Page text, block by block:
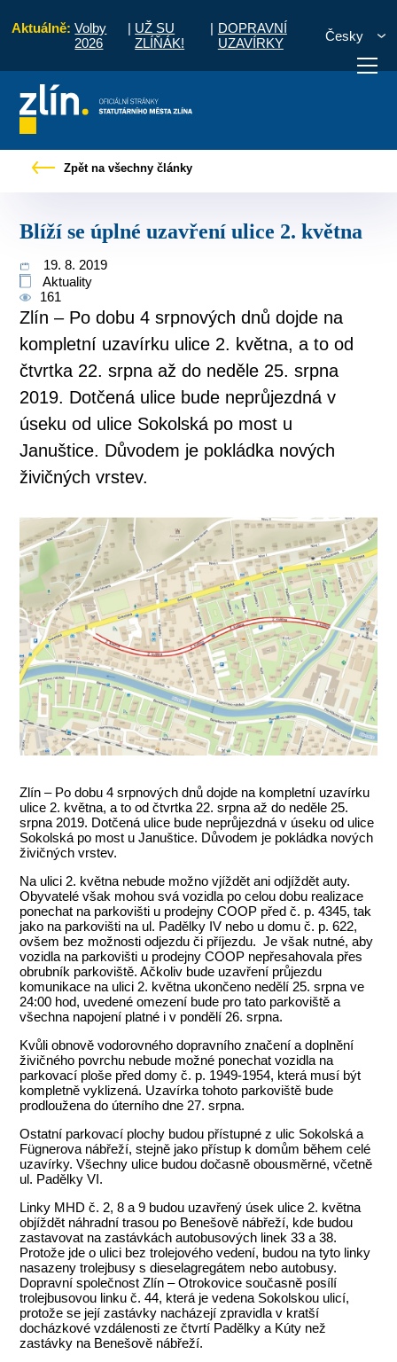
Aktuálně: Volby
2026
| UŽ SU
ZLÍŇÁK!
| DOPRAVNÍ
UZAVÍRKY
Česky
vyřídit Potřebuji zaplatit
Zpět na všechny články
Blíží se úplné uzavření ulice 2. května
19. 8. 2019
Aktuality
161
Zlín – Po dobu 4 srpnových dnů dojde na
kompletní uzavírku ulice 2. května, a to od
čtvrtka 22. srpna až do neděle 25. srpna
2019. Dotčená ulice bude neprůjezdná v
úseku od ulice Sokolská po most u
Januštice. Důvodem je pokládka nových
živičných vrstev.
Zlín – Po dobu 4 srpnových dnů dojde na kompletní uzavírku
ulice 2. května, a to od čtvrtka 22. srpna až do neděle 25.
srpna 2019. Dotčená ulice bude neprůjezdná v úseku od ulice
Sokolská po most u Januštice. Důvodem je pokládka nových
živičných vrstev.
Na ulici 2. května nebude možno vjíždět ani odjíždět auty.
Obyvatelé však mohou svá vozidla po celou dobu realizace
ponechat na parkovišti u prodejny COOP před č. p. 4345, tak
jako na parkovišti na ul. Padělky IV nebo u domu č. p. 622,
ovšem bez možnosti odjezdu či příjezdu. Je však nutné, aby
vozidla na parkovišti u prodejny COOP nepřesahovala přes
obrubník parkoviště. Ačkoliv bude uzavření průjezdu
komunikace na ulici 2. května ukončeno nedělí 25. srpna ve
24:00 hod, uvedené omezení bude pro tato parkoviště a
všechna napojení platné i v pondělí 26. srpna.
Kvůli obnově vodorovného dopravního značení a doplnění
živičného povrchu nebude možné ponechat vozidla na
parkovací ploše před domy č. p. 1949-1954, která musí být
kompletně vyklizená. Uzavírka tohoto parkoviště bude
prodloužena do úterního dne 27. srpna.
Ostatní parkovací plochy budou přístupné z ulic Sokolská a
Fügnerova nábřeží, stejně jako přístup k domům během celé
uzavírky. Všechny ulice budou dočasně obousměrné, včetně
ul. Padělky VI.
Linky MHD č. 2, 8 a 9 budou uzavřený úsek ulice 2. května
objíždět náhradní trasou po Benešově nábřeží, kde budou
zastavovat na zastávkách autobusových linek 33 a 38.
Protože jde o ulici bez trolejového vedení, budou na tyto linky
nasazeny trolejbusy s dieselagregátem nebo autobusy.
Dopravní společnost Zlín – Otrokovice současně posílí
trolejbusovou linku č. 44, která je vedena Sokolskou ulicí,
protože se její zastávky nacházejí zpravidla v kratší
docházkové vzdálenosti ze čtvrtí Padělky a Kúty než
zastávky na Benešově nábřeží.